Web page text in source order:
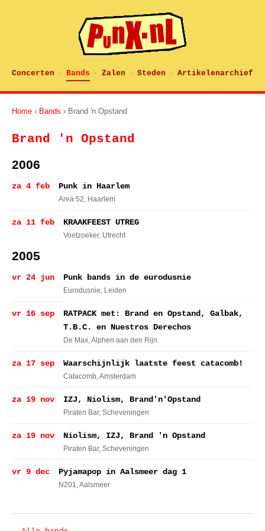
Concerten · Bands · Zalen · Steden · Artikelenarchief
Home › Bands › Brand 'n Opstand
Brand 'n Opstand
2006
za 4 feb Punk in Haarlem
Area 52, Haarlem
za 11 feb KRAAKFEEST UTREG
Voetzoeker, Utrecht
2005
vr 24 jun Punk bands in de eurodusnie
Eurodusnie, Leiden
vr 16 sep
RATPACK met: Brand en Opstand, Galbak,
T.B.C. en Nuestros Derechos
De Max, Alphen aan den Rijn
za 17 sep Waarschijnlijk laatste feest catacomb!
Catacomb, Amsterdam
za 19 nov IZJ, Niolism, Brand'n'Opstand
Piraten Bar, Scheveningen
za 19 nov Niolism, IZJ, Brand 'n Opstand
Piraten Bar, Scheveningen
vr 9 dec Pyjamapop in Aalsmeer dag 1
N201, Aalsmeer